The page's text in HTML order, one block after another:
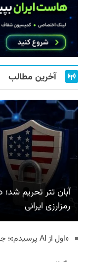
آخرین مطالب
آبان تتر تحریم
رمزارزی ایرانی
«اول از AI پرسیدم»؛ جمله‌ای که پزشکان دوست ندارند بشنوند